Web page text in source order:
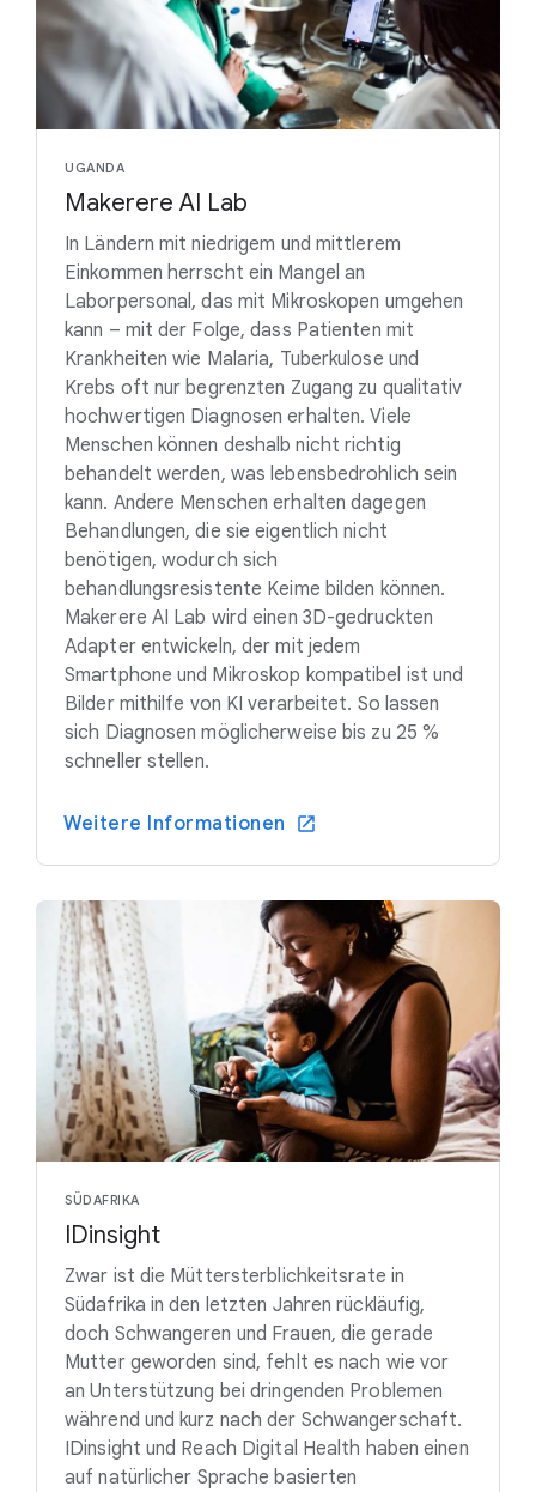
UGANDA
Makerere AI Lab
In Ländern mit niedrigem und mittlerem
Einkommen herrscht ein Mangel an
Laborpersonal, das mit Mikroskopen umgehen
kann – mit der Folge, dass Patienten mit
Krankheiten wie Malaria, Tuberkulose und
Krebs oft nur begrenzten Zugang zu qualitativ
hochwertigen Diagnosen erhalten. Viele
Menschen können deshalb nicht richtig
behandelt werden, was lebensbedrohlich sein
kann. Andere Menschen erhalten dagegen
Behandlungen, die sie eigentlich nicht
benötigen, wodurch sich
behandlungsresistente Keime bilden können.
Makerere AI Lab wird einen 3D-gedruckten
Adapter entwickeln, der mit jedem
Smartphone und Mikroskop kompatibel ist und
Bilder mithilfe von KI verarbeitet. So lassen
sich Diagnosen möglicherweise bis zu 25 %
schneller stellen.
Weitere Informationen
SÜDAFRIKA
IDinsight
Zwar ist die Müttersterblichkeitsrate in
Südafrika in den letzten Jahren rückläufig,
doch Schwangeren und Frauen, die gerade
Mutter geworden sind, fehlt es nach wie vor
an Unterstützung bei dringenden Problemen
während und kurz nach der Schwangerschaft.
IDinsight und Reach Digital Health haben einen
auf natürlicher Sprache basierten